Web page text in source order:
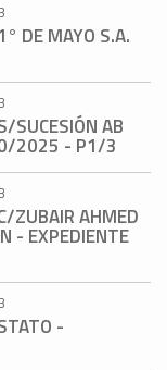
DE MAYO S.A.
SUCESIÓN AB
2025 - P1/3
ZUBAIR AHMED
- EXPEDIENTE
-